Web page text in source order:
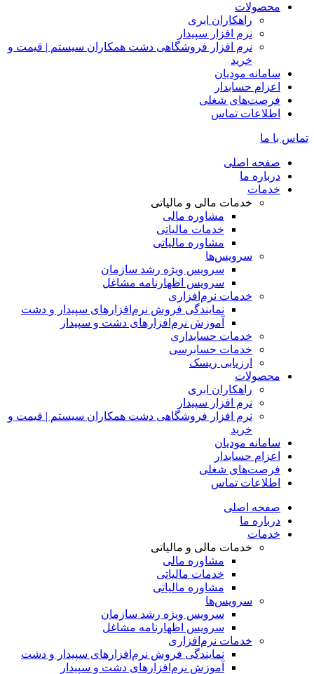
محصولات
راهکاران ابری
نرم افزار سپیدار
نرم افزار فروشگاهی دشت همکاران سیستم | قیمت و
خرید
سامانه مودیان
اعزام حسابدار
فرصت‌های شغلی
اطلاعات تماس
تماس با ما
صفحه اصلی
درباره ما
خدمات
خدمات مالی و مالیاتی
مشاوره مالی
خدمات مالیاتی
مشاوره مالیاتی
سرویس‌ها
سرویس ویژه رشد سازمان
سرویس اظهارنامه مشاغل
خدمات نرم‌افزاری
نمایندگی فروش نرم‌افزارهای سپیدار و دشت
آموزش نرم‌افزارهای دشت و سپیدار
خدمات حسابداری
خدمات حسابرسی
ارزیابی ریسک
محصولات
راهکاران ابری
نرم افزار سپیدار
نرم افزار فروشگاهی دشت همکاران سیستم | قیمت و
خرید
سامانه مودیان
اعزام حسابدار
فرصت‌های شغلی
اطلاعات تماس
صفحه اصلی
درباره ما
خدمات
خدمات مالی و مالیاتی
مشاوره مالی
خدمات مالیاتی
مشاوره مالیاتی
سرویس‌ها
سرویس ویژه رشد سازمان
سرویس اظهارنامه مشاغل
خدمات نرم‌افزاری
نمایندگی فروش نرم‌افزارهای سپیدار و دشت
آموزش نرم‌افزارهای دشت و سپیدار